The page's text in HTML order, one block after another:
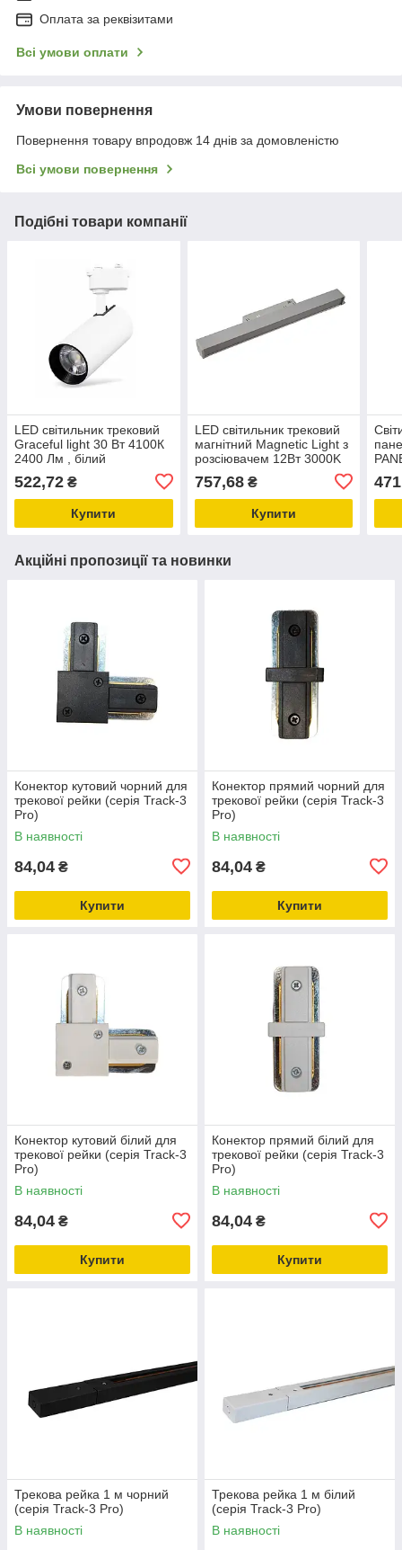
Оплата за реквізитами
Всі умови оплати
Умови повернення
Повернення товару впродовж 14 днів за домовленістю
Всі умови повернення
Подібні товари компанії
LED світильник трековий
Graceful light 30 Вт 4100К
2400 Лм , білий
522,72 ₴
Купити
LED світильник трековий
магнітний Magnetic Light з
розсіювачем 12Вт 3000K
757,68₴
Купити
471
Акційні пропозиції та новинки
Конектор кутовий чорний для
трекової рейки (серія Track-3
Pro)
В наявності
84,04 ₴
Купити
Конектор прямий чорний для
трекової рейки (серія Track-3
Pro)
В наявності
84,04 ₴
Купити
Конектор кутовий білий для
трекової рейки (серія Track-3
Pro)
В наявності
84,04 ₴
Купити
Конектор прямий білий для
трекової рейки (серія Track-3
Pro)
В наявності
84,04 ₴
Купити
Трекова рейка 1 м чорний
(серія Track-3 Pro)
В наявності
Трекова рейка 1 м білий
(серія Track-3 Pro)
В наявності